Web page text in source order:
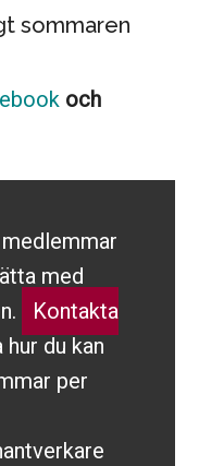
sommaren
och
med
Kontakta
du kan
per